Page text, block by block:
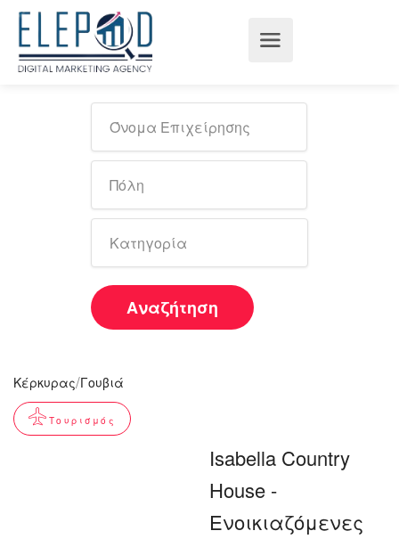
Αναζήτηση
Κέρκυρας/Γουβιά
Τουρισμός
Isabella Country
House -
Ενοικιαζόμενες